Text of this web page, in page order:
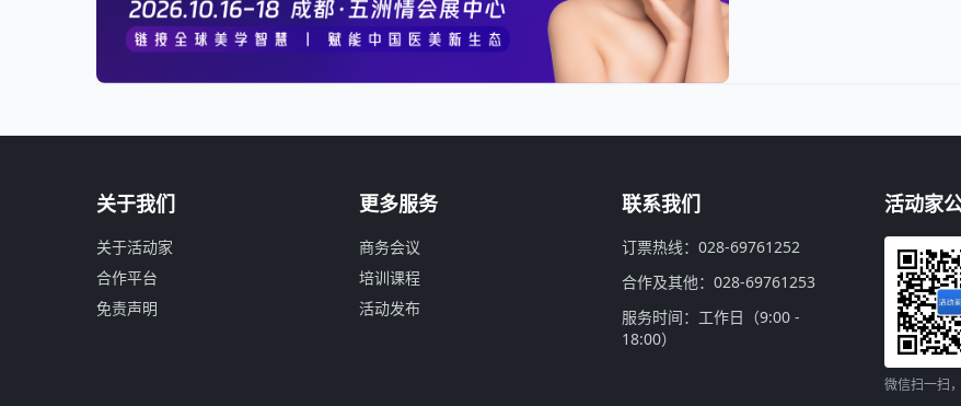
关于我们
关于活动家
合作平台
免责声明
更多服务
商务会议
培训课程
活动发布
联系我们
订票热线：028-69761252
合作及其他：028-69761253
服务时间：工作日（9:00 -
18:00）
活动家
微信扫一扫